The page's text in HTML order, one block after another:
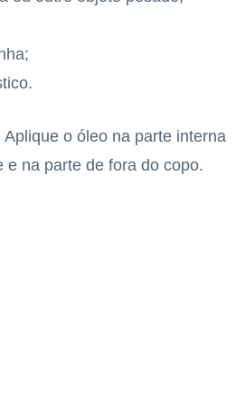
o óleo na parte interna
e na parte de fora do copo.